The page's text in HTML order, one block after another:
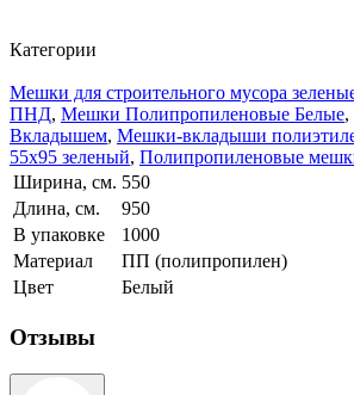
Категории
Мешки для строительного мусора
ПНД, Мешки Полипропиленовые Белые,
Вкладышем, Мешки-вкладыши
55х95 зеленый, Полипропиленовые
Ширина, см. 550
Длина, см.
950
В упаковке
1000
Материал
ПП (полипропилен)
Цвет
Белый
Отзывы